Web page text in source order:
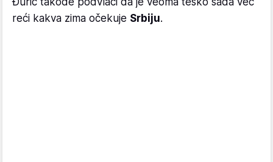
reći kakva zima očekuje Srbiju.